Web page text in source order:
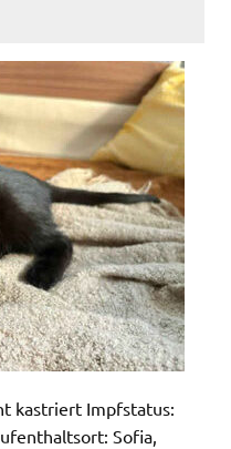
kastriert Impfstatus:
Sofia,